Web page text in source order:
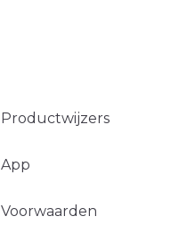
Productwijzers
App
Voorwaarden